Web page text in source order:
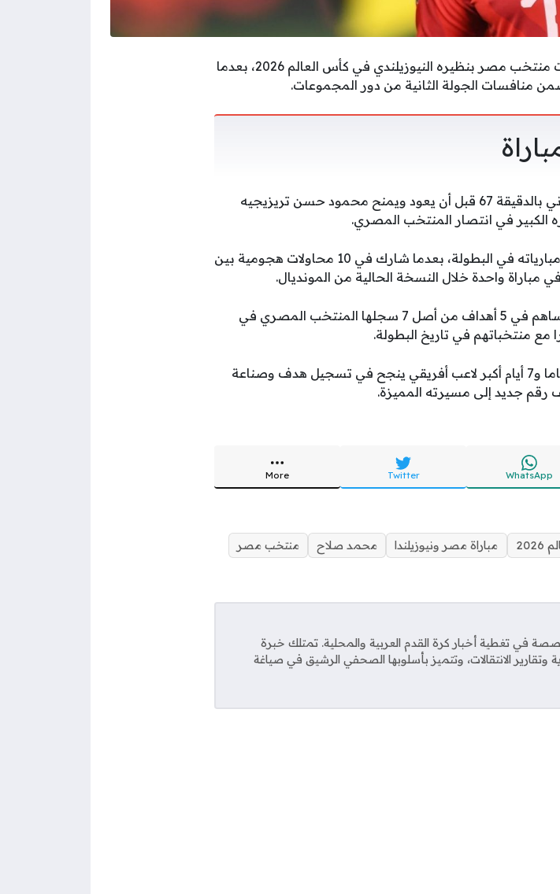
فرض محمد صلاح نفسه نجما للمواجهة التي جمعت منتخب مصر بنظيره النيوزيلندي في كأس العالم 2026، بعدما
منافسات الجولة الثانية من دور المجموعات.
خلال اللقاء نجح قائد الفراعنة في تسجيل الهدف الثاني بالدقيقة 67 قبل أن يعود ويمنح محمود حسن تريزيجيه
الكبير في انتصار المنتخب المصري.
ووفقا للأرقام الإحصائية قدم صلاح واحدة من أفضل مبارياته في البطولة، بعدما شارك في 10 محاولات هجومية بين
مباراة واحدة خلال النسخة الحالية من المونديال.
كما واصل نجم مصر تعزيز أرقامه التاريخية، بعدما ساهم في 5 أهداف من أصل 7 سجلها المنتخب المصري في
مع منتخباتهم في تاريخ البطولة.
ولم تتوقف إنجازاته عند هذا الحد إذ أصبح بعمر 34 عاما و7 أيام أكبر لاعب أفريقي ينجح في تسجيل هدف وصناعة
رقم جديد إلى مسيرته المميزة.
WhatsApp
Twitter
More
مباراة مصر ونيوزيلندا محمد صلاح منتخب مصر
في تغطية أخبار كرة القدم العربية والمحلية. تمتلك خبرة
وتقارير الانتقالات، وتتميز بأسلوبها الصحفي الرشيق في صياغة